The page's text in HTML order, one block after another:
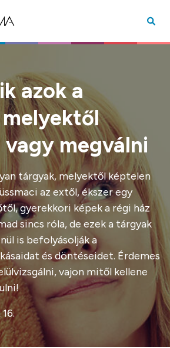
azok a
megválni
tárgyak, melyektől képtelen
az extől, ékszer egy
gyerekkori képek a régi ház
sincs róla, de ezek a tárgyak
is befolyásolják a
és döntéseidet. Érdemes
vajon mitől kellene